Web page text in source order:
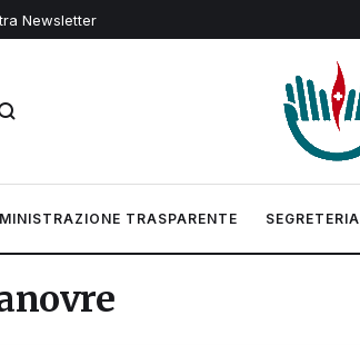
Newsletter
TRASPARENTE SEGRETERIA